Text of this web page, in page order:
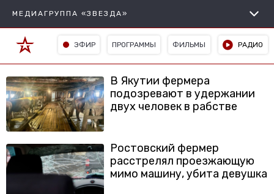
МЕДИАГРУППА «ЗВЕЗДА»
ЭФИР ПРОГРАММЫ ФИЛЬМЫ РАДИО
В Якутии фермера
подозревают в удержании
двух человек в рабстве
Ростовский фермер
расстрелял проезжающую
мимо машину, убита девушка